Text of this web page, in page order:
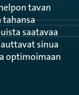
tavan
saatavaa
sinua
optimoimaan